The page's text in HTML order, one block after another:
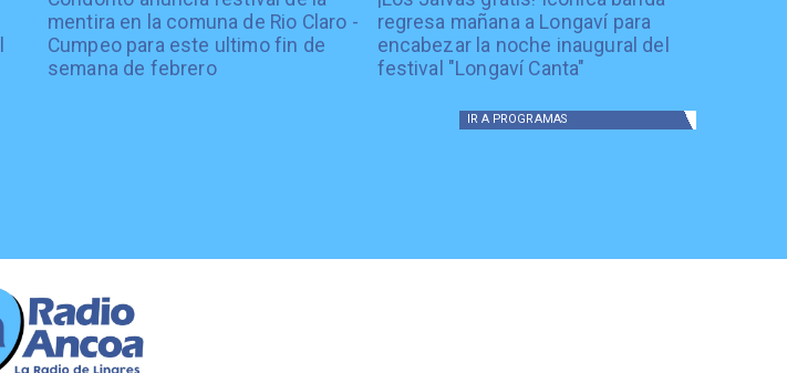
mentira en la comuna de Rio Claro -
Cumpeo para este ultimo fin de
semana de febrero
regresa mañana a Longaví para
encabezar la noche inaugural del
festival "Longaví Canta"
IR A PROGRAMAS